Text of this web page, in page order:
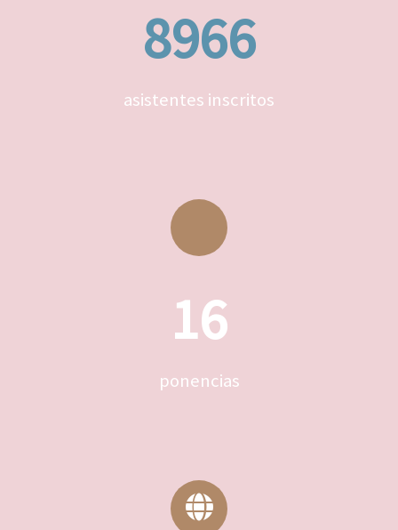
8966
asistentes inscritos
16
ponencias